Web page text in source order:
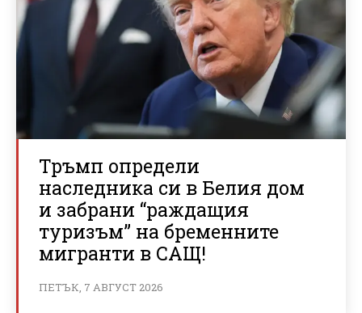
Тръмп определи
наследника си в Белия дом
и забрани “раждащия
туризъм” на бременните
мигранти в САЩ!
ПЕТЪК, 7 АВГУСТ 2026